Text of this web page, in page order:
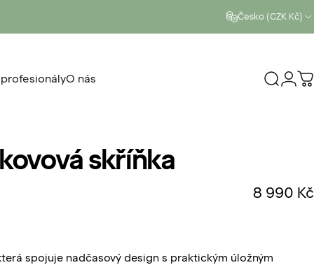
Česko (CZK Kč)
O nás
skříňka
8 990 Kč
spojuje nadčasový design s praktickým úložným